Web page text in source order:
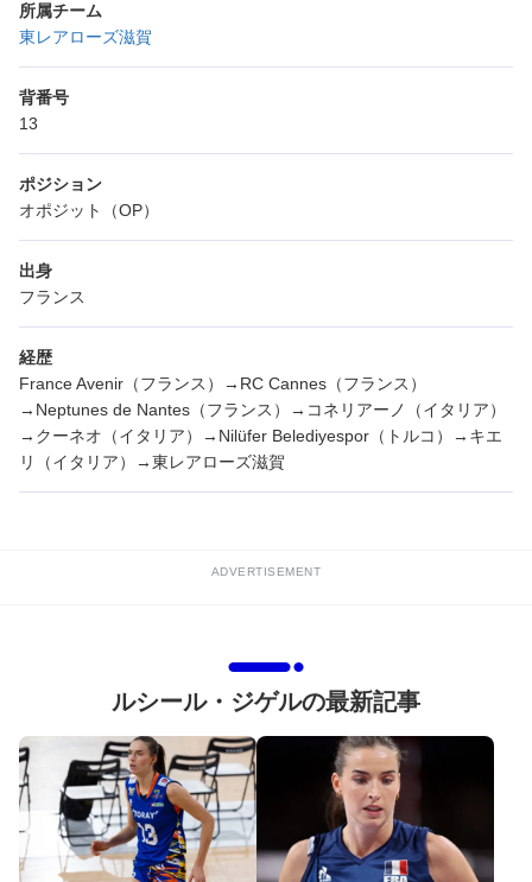
所属チーム
東レアローズ滋賀
背番号
13
ポジション
オポジット（OP）
出身
フランス
経歴
France Avenir（フランス）→RC Cannes（フランス）
→Neptunes de Nantes（フランス）→コネリアーノ（イタリア）
→クーネオ（イタリア）→Nilüfer Belediyespor（トルコ）→キエ
リ（イタリア）→東レアローズ滋賀
ADVERTISEMENT
ルシール・ジゲルの最新記事